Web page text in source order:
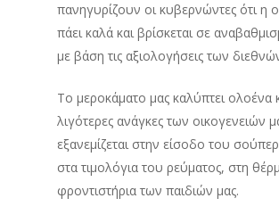
πανηγυρίζουν οι κυβερνώντες ότι η
πάει καλά και βρίσκεται σε
με βάση τις αξιολογήσεις των
Το μεροκάματο μας καλύπτει ολοένα
λιγότερες ανάγκες των οικογενειών
εξανεμίζεται στην είσοδο του
στα τιμολόγια του ρεύματος, στη
φροντιστήρια των παιδιών μας.